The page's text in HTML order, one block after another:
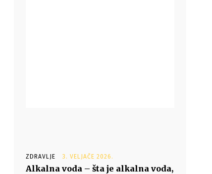
ZDRAVLJE 3. VELJAČE 2026.
Alkalna voda – šta je alkalna voda,